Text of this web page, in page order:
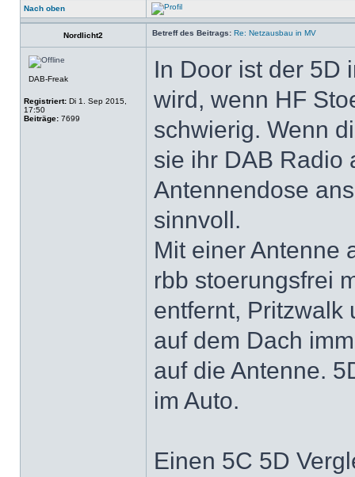
Nach oben
Nordlicht2 Betreff des Beitrags: Re: Netzausbau in MV
DAB-Freak
Registriert: Di 1. Sep 2015,
17:50
Beiträge: 7699
In Door ist der 5D
wird, wenn HF
schwierig. Wenn
sie ihr DAB Radio
Antennendose
sinnvoll.
Mit einer Antenne
rbb stoerungsfrei
entfernt, Pritzwalk
auf dem Dach
auf die Antenne.
im Auto.
Einen 5C 5D